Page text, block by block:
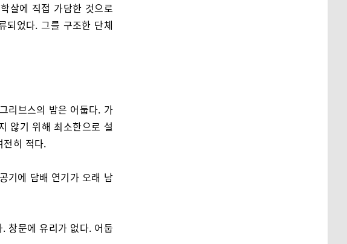
살에 직접 가담한 것으로
되었다. 그를 구조한 단체
리브스의 밤은 어둡다. 가
않기 위해 최소한으로 설
전히 적다.
기에 담배 연기가 오래 남
창문에 유리가 없다. 어둡